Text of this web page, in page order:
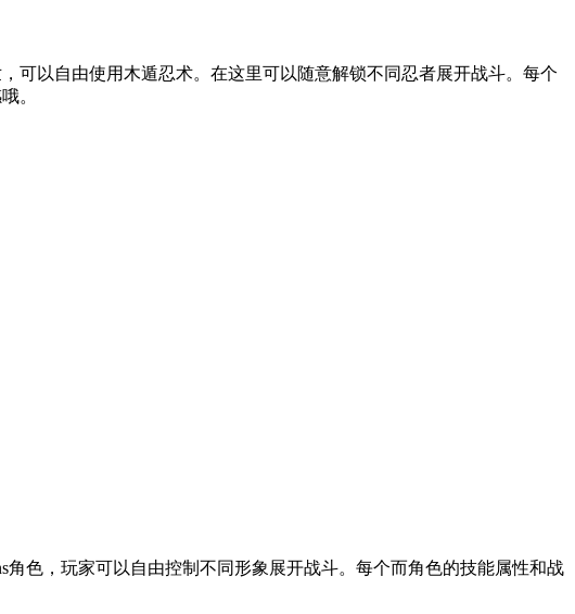
可以自由使用木遁忍术。在这里可以随意解锁不同忍者展开战斗。每个
。
色，玩家可以自由控制不同形象展开战斗。每个而角色的技能属性和战